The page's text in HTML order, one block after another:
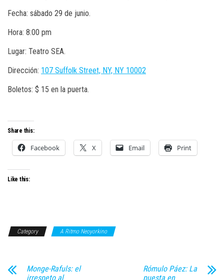
Fecha: sábado 29 de junio.
Hora: 8:00 pm
Lugar: Teatro SEA.
Dirección: 107 Suffolk Street, NY, NY 10002
Boletos: $ 15 en la puerta.
Share this:
Facebook X Email Print
Like this:
Category A Ritmo Neoyorkino
Monge-Rafuls: el
irrespeto al
Rómulo Páez: La
puesta en